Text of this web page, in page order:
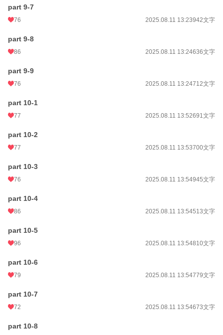
part 9-7
76 2025.08.11 13:23942文字
part 9-8
86 2025.08.11 13:24636文字
part 9-9
76 2025.08.11 13:24712文字
part 10-1
77 2025.08.11 13:52691文字
part 10-2
77 2025.08.11 13:53700文字
part 10-3
76 2025.08.11 13:54945文字
part 10-4
86 2025.08.11 13:54513文字
part 10-5
96 2025.08.11 13:54810文字
part 10-6
79 2025.08.11 13:54779文字
part 10-7
72 2025.08.11 13:54673文字
part 10-8